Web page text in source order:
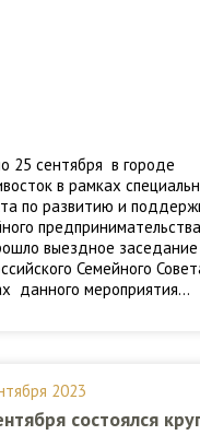
25 сентября в городе
в рамках
по развитию и
выездное заседание
Семейного
данного мероприятия…
2023